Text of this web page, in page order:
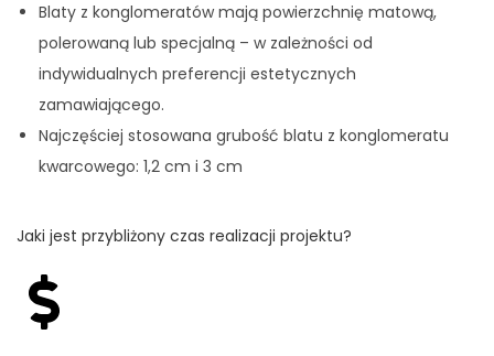
Blaty z konglomeratów mają powierzchnię matową,
polerowaną lub specjalną – w zależności od
indywidualnych preferencji estetycznych
zamawiającego.
Najczęściej stosowana grubość blatu z konglomeratu
kwarcowego: 1,2 cm i 3 cm
Jaki jest przybliżony czas realizacji projektu?